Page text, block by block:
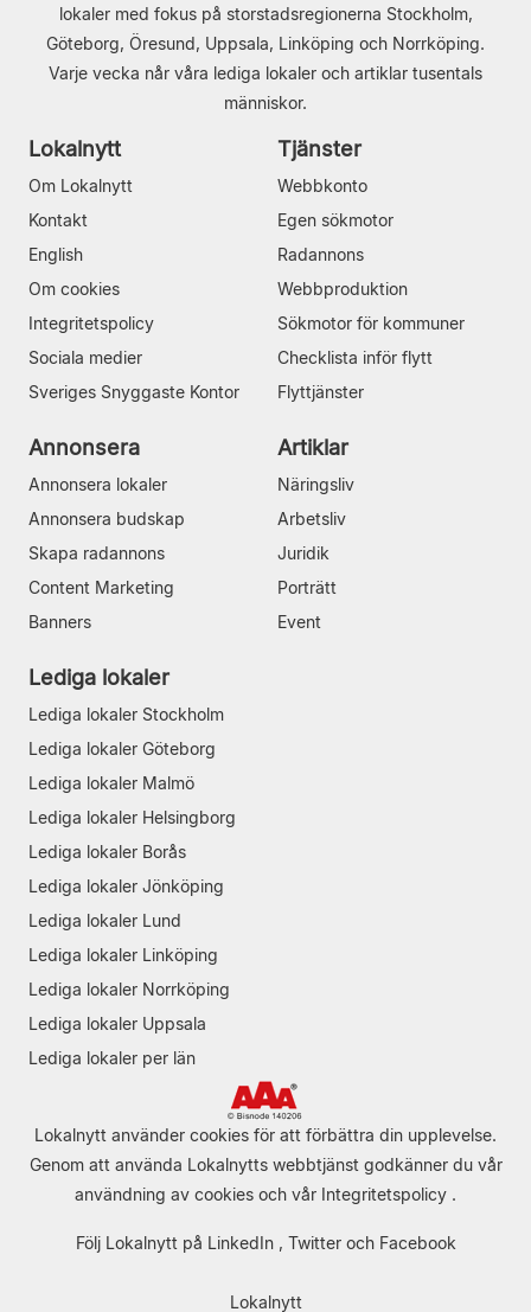
lokaler med fokus på storstadsregionerna Stockholm,
Göteborg, Öresund, Uppsala, Linköping och Norrköping.
Varje vecka når våra lediga lokaler och artiklar tusentals
människor.
Lokalnytt
Om Lokalnytt
Kontakt
English
Om cookies
Integritetspolicy
Sociala medier
Sveriges Snyggaste Kontor
Tjänster
Webbkonto
Egen sökmotor
Radannons
Webbproduktion
Sökmotor för kommuner
Checklista inför flytt
Flyttjänster
Annonsera
Annonsera lokaler
Annonsera budskap
Skapa radannons
Content Marketing
Banners
Artiklar
Näringsliv
Arbetsliv
Juridik
Porträtt
Event
Lediga lokaler
Lediga lokaler Stockholm
Lediga lokaler Göteborg
Lediga lokaler Malmö
Lediga lokaler Helsingborg
Lediga lokaler Borås
Lediga lokaler Jönköping
Lediga lokaler Lund
Lediga lokaler Linköping
Lediga lokaler Norrköping
Lediga lokaler Uppsala
Lediga lokaler per län
Lokalnytt använder cookies för att förbättra din upplevelse.
Genom att använda Lokalnytts webbtjänst godkänner du vår
användning av cookies och vår Integritetspolicy .
Följ Lokalnytt på LinkedIn, Twitteroch Facebook
Lokalnytt